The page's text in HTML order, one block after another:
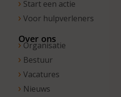
Start een actie
Voor hulpverleners
Over ons
Organisatie
Bestuur
Vacatures
Nieuws